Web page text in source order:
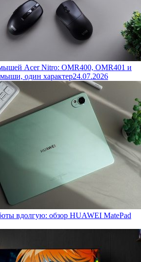
Acer Nitro: OMR400, OMR401 и
один характер24.07.2026
вдолгую: обзор HUAWEI MatePad